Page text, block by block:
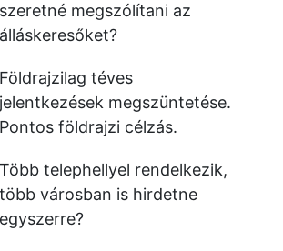
szeretné megszólítani az
álláskeresőket?
Földrajzilag téves
jelentkezések megszüntetése.
Pontos földrajzi célzás.
Több telephellyel rendelkezik,
több városban is hirdetne
egyszerre?